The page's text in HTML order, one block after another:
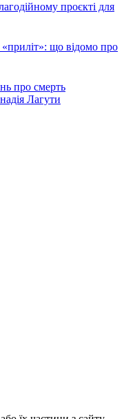
проєкті для
що відомо про
про смерть
Лагути